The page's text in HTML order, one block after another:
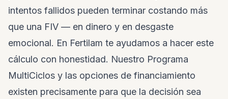
intentos fallidos pueden terminar costando más
que una FIV — en dinero y en desgaste
emocional. En Fertilam te ayudamos a hacer este
cálculo con honestidad. Nuestro Programa
MultiCiclos y las opciones de financiamiento
existen precisamente para que la decisión sea